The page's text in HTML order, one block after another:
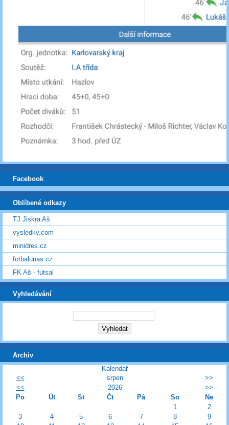
Facebook
Oblíbené odkazy
TJ Jiskra Aš
vysledky.com
minidres.cz
fotbalunas.cz
FK Aš - futsal
Vyhledávání
Archiv
Kalendář
<<
srpen
>>
<<
2026
>>
Po
Út St Čt Pá So
Ne
1
2
3
4 5 6 7 8
9